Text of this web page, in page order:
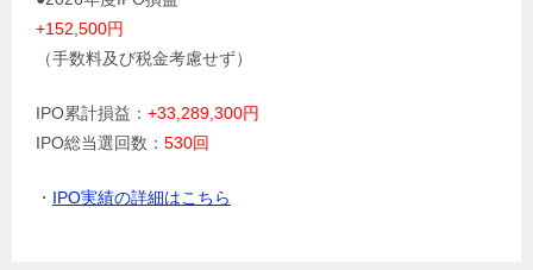
+152,500円
（手数料及び税金考慮せず）
IPO累計損益： +33,289,300円
IPO総当選回数： 530回
・ IPO実績の詳細はこちら